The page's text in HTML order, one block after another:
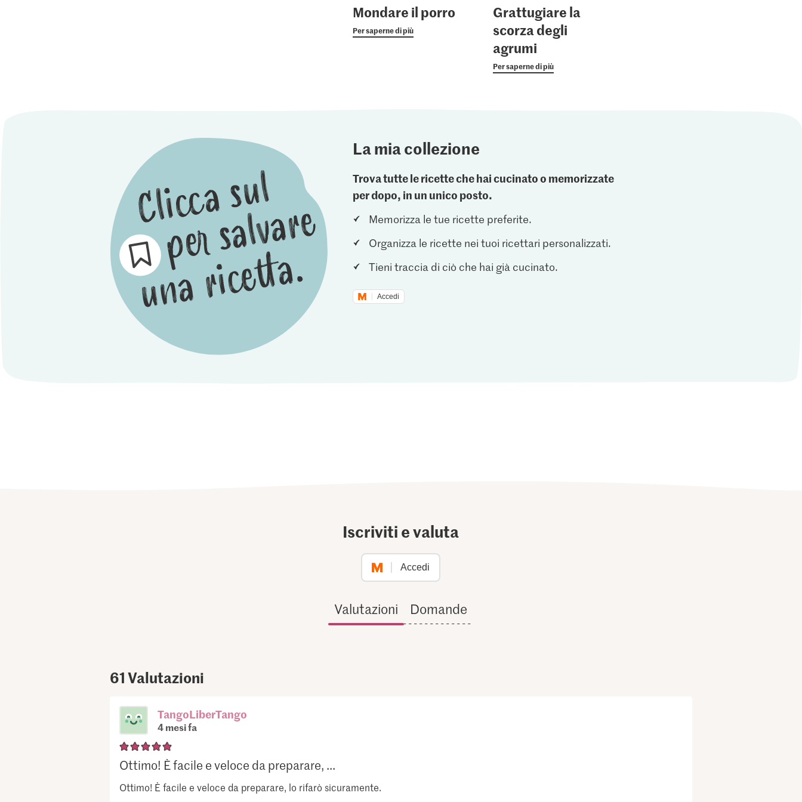
Mondare il porro
Per saperne di più
Grattugiare la
scorza degli
agrumi
Per saperne di più
La mia collezione
Trova tutte le ricette che hai cucinato o memorizzate
per dopo, in un unico posto.
Memorizza le tue ricette preferite.
Organizza le ricette nei tuoi ricettari personalizzati.
Tieni traccia di ciò che hai già cucinato.
Accedi
Iscriviti e valuta
Accedi
Valutazioni Domande
61Valutazioni
TangoLiberTango
4 mesi fa
Ottimo! È facile e veloce da preparare, ...
Ottimo! È facile e veloce da preparare, lo rifarò sicuramente.